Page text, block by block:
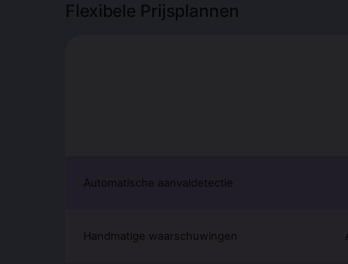
Flexibele Prijsplannen
Automatische aanvaldetectie
Handmatige waarschuwingen